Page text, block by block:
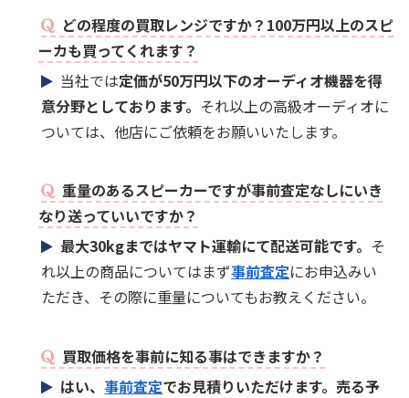
どの程度の買取レンジですか？100万円以上のスピ
ーカも買ってくれます？
当社では定価が50万円以下のオーディオ機器を得
意分野としております。 それ以上の高級オーディオに
ついては、他店にご依頼をお願いいたします。
重量のあるスピーカーですが事前査定なしにいき
なり送っていいですか？
最大30kgまではヤマト運輸にて配送可能です。 そ
れ以上の商品についてはまず事前査定にお申込みい
ただき、その際に重量についてもお教えください。
買取価格を事前に知る事はできますか？
はい、事前査定でお見積りいただけます。売る予